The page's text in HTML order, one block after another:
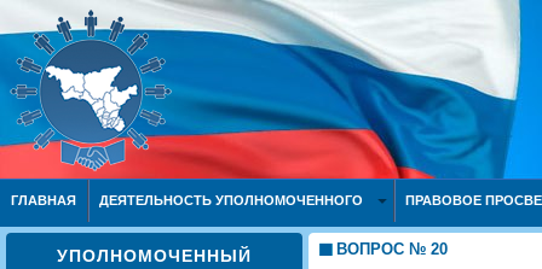
ГЛАВНАЯ ДЕЯТЕЛЬНОСТЬ УПОЛНОМОЧЕННОГО ПРАВОВОЕ
УПОЛНОМОЧЕННЫЙ
ВОПРОС № 20